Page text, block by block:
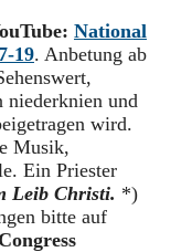
National
19. Anbetung ab
niederknien und
wird.
Musik,
Ein Priester
Leib Christi. *)
bitte auf